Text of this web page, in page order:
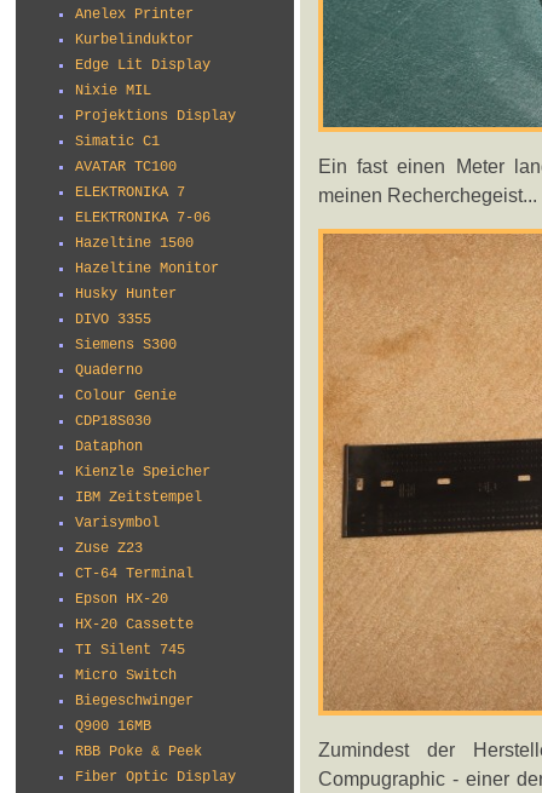
Anelex Printer
Kurbelinduktor
Edge Lit Display
Nixie MIL
Projektions Display
Simatic C1
AVATAR TC100
ELEKTRONIKA 7
ELEKTRONIKA 7-06
Hazeltine 1500
Hazeltine Monitor
Husky Hunter
DIVO 3355
Siemens S300
Quaderno
Colour Genie
CDP18S030
Dataphon
Kienzle Speicher
IBM Zeitstempel
Varisymbol
Zuse Z23
CT-64 Terminal
Epson HX-20
HX-20 Cassette
TI Silent 745
Micro Switch
Biegeschwinger
Q900 16MB
RBB Poke & Peek
Fiber Optic Display
Ein fast einen Meter
meinen Recherchegeist...
Zumindest der
Compugraphic - einer